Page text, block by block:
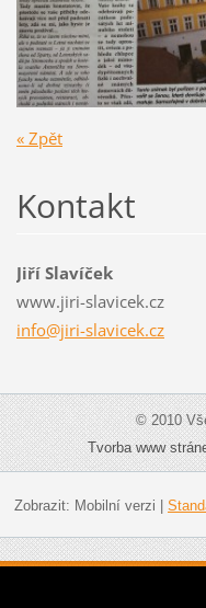
« Zpět
Kontakt
Jiří Slavíček
www.jiri-slavicek.cz
info@jiri-slavicek.cz
© 2010
Tvorba www
Zobrazit: Mobilní verzi |